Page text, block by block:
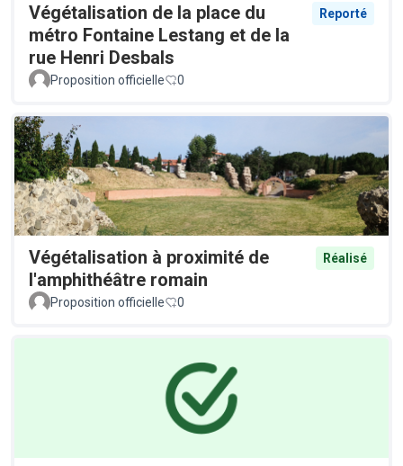
Végétalisation de la place du
métro Fontaine Lestang et de la
rue Henri Desbals
Reporté
Proposition officielle 0
Végétalisation à proximité de
l'amphithéâtre romain
Réalisé
Proposition officielle 0